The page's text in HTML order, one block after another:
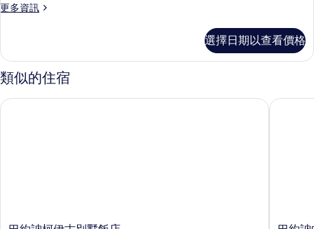
的
有
相
片
更多資訊
更
雙
人
房
詳
選擇日期以查看價格
類似的住宿
巴約訥柯伊古別墅飯店 巴約訥